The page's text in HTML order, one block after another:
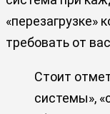
«перезагрузке»
требовать от
Стоит
системы»,